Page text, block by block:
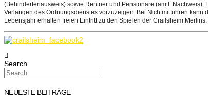
(Behindertenausweis) sowie Rentner und Pensionäre (amtl.
Verlangen des Ordnungsdienstes vorzuzeigen. Bei Nichtmitführen kann
Lebensjahr erhalten freien Eintritt zu den Spielen der Crailsheim
Search
NEUESTE BEITRÄGE